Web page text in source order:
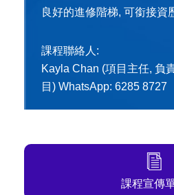
良好的進修階梯, 可銜接資
課程聯絡人:
Kayla Chan (項目主任, 負
目) WhatsApp: 6285 8727
課程宣傳